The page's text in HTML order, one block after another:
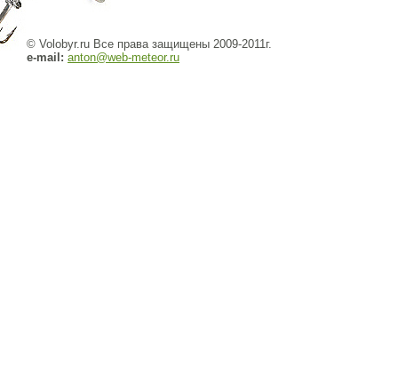
© Volobyr.ru Все права защищены 2009-2011г.
e-mail: anton@web-meteor.ru